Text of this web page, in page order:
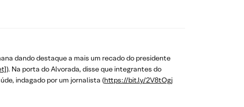
dando destaque a mais um recado do presidente
). Na porta do Alvorada, disse que integrantes do
indagado por um jornalista (https://bit.ly/2V8tOgj